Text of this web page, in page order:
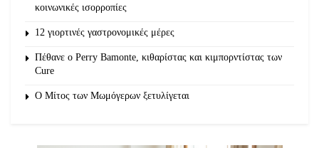
κοινωνικές ισορροπίες
12 γιορτινές γαστρονομικές μέρες
Πέθανε ο Perry Bamonte, κιθαρίστας και κιμπορντίστας των
Cure
O Μίτος των Μωμόγερων ξετυλίγεται